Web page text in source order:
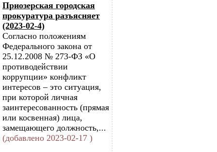
Приозерская городская
прокуратура разъясняет
(2023-02-4)
Согласно положениям
Федерального закона от
25.12.2008 № 273-ФЗ «О
противодействии
коррупции» конфликт
интересов – это ситуация,
при которой личная
заинтересованность (прямая
или косвенная) лица,
замещающего должность,...
(добавлено 2023-02-17 )